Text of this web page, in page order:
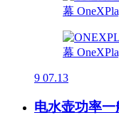
9 07.13
电水壶功率